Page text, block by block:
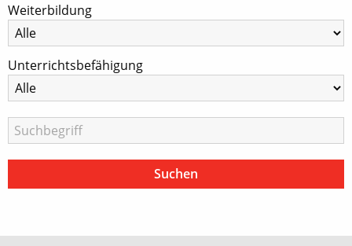
Weiterbildung
Unterrichtsbefähigung